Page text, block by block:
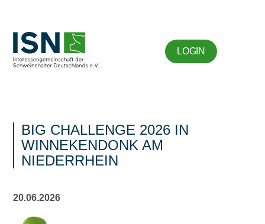
LOGIN
BIG CHALLENGE 2026 IN
WINNEKENDONK AM
NIEDERRHEIN
20.06.2026